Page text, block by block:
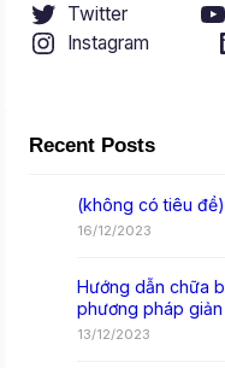
Twitter
Instagram
Recent Posts
(không có tiêu đề)
16/12/2023
Hướng dẫn chữa
phương pháp
13/12/2023